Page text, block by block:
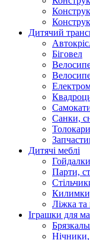
Дитячий
Біговел
Санки,
Толокари
Дитячі меблі
Парти,
Ліжка та
Іграшки для
Нічники,